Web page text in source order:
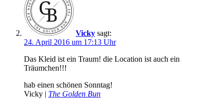
Vicky sagt:
24. April 2016 um 17:13 Uhr
Das Kleid ist ein Traum! die Location ist auch ein
Träumchen!!!
hab einen schönen Sonntag!
Vicky | The Golden Bun